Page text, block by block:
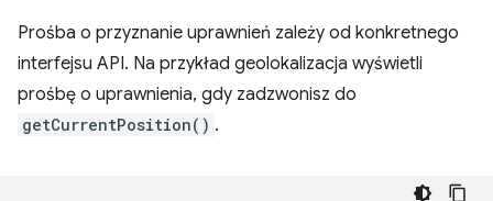
Prośba o przyznanie uprawnień zależy od konkretnego
interfejsu API. Na przykład geolokalizacja wyświetli
prośbę o uprawnienia, gdy zadzwonisz do
getCurrentPosition() .